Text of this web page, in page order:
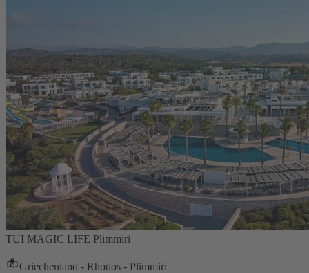
TUI MAGIC LIFE Plimmiri
Griechenland - Rhodos - Plimmiri